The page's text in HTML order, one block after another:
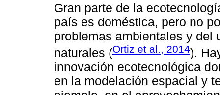
Gran parte de la
país es doméstica, pero no
problemas ambientales y del
naturales (Ortiz et al., 2014).
innovación ecotecnológica
en la modelación espacial y